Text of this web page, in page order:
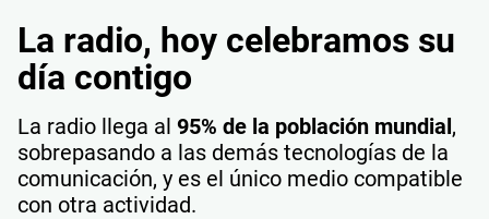
La radio, hoy celebramos su
día contigo
La radio llega al 95% de la población mundial,
sobrepasando a las demás tecnologías de la
comunicación, y es el único medio compatible
con otra actividad.